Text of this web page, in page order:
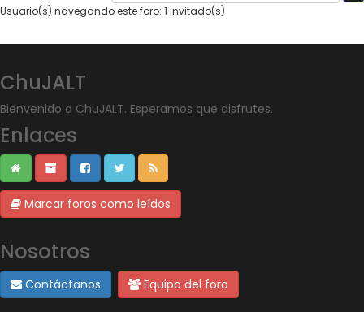
Usuario(s) navegando este foro: 1 invitado(s)
ChuJALT
Bienvenido a ChuJALT. Esperamos que disfrutes.
Enlaces
Marcar foros como leídos
Nosotros
Contáctanos Equipo del foro